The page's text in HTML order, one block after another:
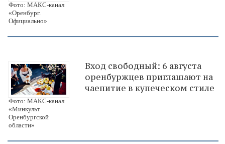
Фото: МАКС-канал
«Оренбург.
Официально»
Фото: МАКС-канал
«Минкульт
Оренбургской
области»
Вход свободный: 6 августа
оренбуржцев приглашают на
чаепитие в купеческом стиле